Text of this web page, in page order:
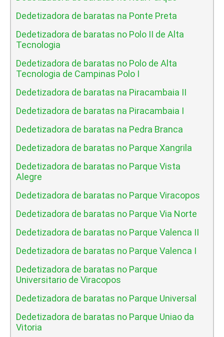
Dedetizadora de baratas na Ponte Preta
Dedetizadora de baratas no Polo II de Alta
Tecnologia
Dedetizadora de baratas no Polo de Alta
Tecnologia de Campinas Polo I
Dedetizadora de baratas na Piracambaia II
Dedetizadora de baratas na Piracambaia I
Dedetizadora de baratas na Pedra Branca
Dedetizadora de baratas no Parque Xangrila
Dedetizadora de baratas no Parque Vista
Alegre
Dedetizadora de baratas no Parque Viracopos
Dedetizadora de baratas no Parque Via Norte
Dedetizadora de baratas no Parque Valenca II
Dedetizadora de baratas no Parque Valenca I
Dedetizadora de baratas no Parque
Universitario de Viracopos
Dedetizadora de baratas no Parque Universal
Dedetizadora de baratas no Parque Uniao da
Vitoria